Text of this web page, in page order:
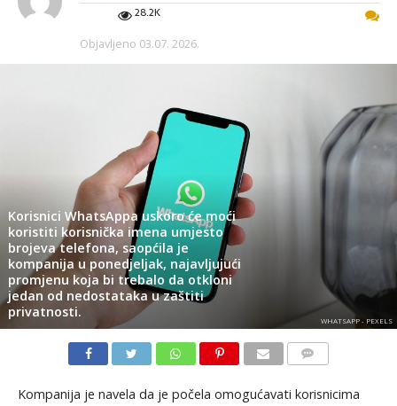
28.2K
Objavljeno 03.07. 2026.
Korisnici WhatsAppa uskoro će moći
koristiti korisnička imena umjesto
brojeva telefona, saopćila je
kompanija u ponedjeljak, najavljujući
promjenu koja bi trebalo da otkloni
jedan od nedostataka u zaštiti
privatnosti.
WHATSAPP - PEXELS
Kompanija je navela da je počela omogućavati korisnicima